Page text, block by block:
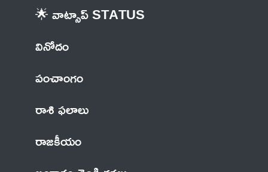
🌟 వాట్సాప్ STATUS
వినోదం
పంచాంగం
రాశి ఫలాలు
రాజకీయం